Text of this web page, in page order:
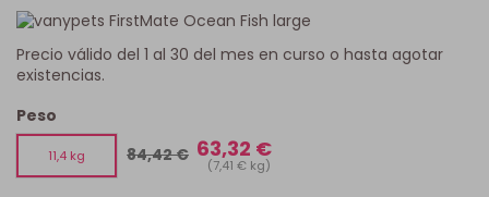
Precio válido del 1 al 30 del mes en curso o hasta agotar
existencias.
Peso
11,4 kg 84,42 € 63,32 €
(7,41 € kg)